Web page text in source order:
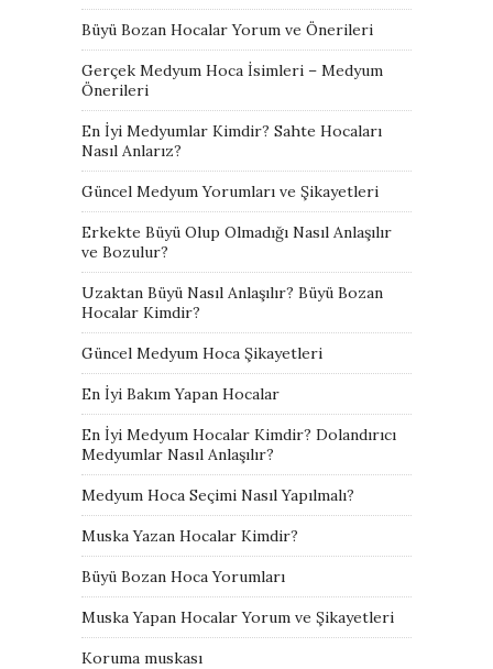
Büyü Bozan Hocalar Yorum ve Önerileri
Gerçek Medyum Hoca İsimleri – Medyum
Önerileri
En İyi Medyumlar Kimdir? Sahte Hocaları
Nasıl Anlarız?
Güncel Medyum Yorumları ve Şikayetleri
Erkekte Büyü Olup Olmadığı Nasıl Anlaşılır
ve Bozulur?
Uzaktan Büyü Nasıl Anlaşılır? Büyü Bozan
Hocalar Kimdir?
Güncel Medyum Hoca Şikayetleri
En İyi Bakım Yapan Hocalar
En İyi Medyum Hocalar Kimdir? Dolandırıcı
Medyumlar Nasıl Anlaşılır?
Medyum Hoca Seçimi Nasıl Yapılmalı?
Muska Yazan Hocalar Kimdir?
Büyü Bozan Hoca Yorumları
Muska Yapan Hocalar Yorum ve Şikayetleri
Koruma muskası